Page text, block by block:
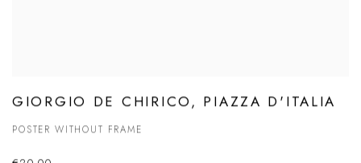
GIORGIO DE CHIRICO, PIAZZA D'ITALIA
POSTER WITHOUT FRAME